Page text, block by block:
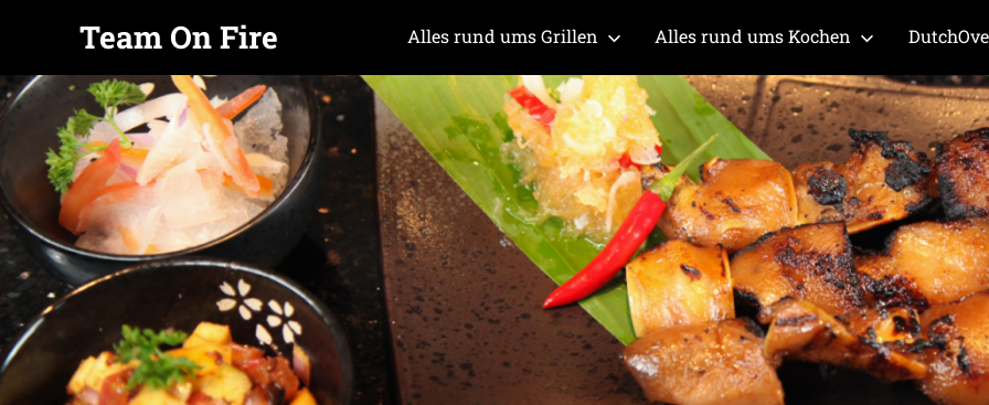
Zum
Inhalt
springen
Team On Fire
COOKING
SINCE
2015
Alles rund ums Grillen Alles rund ums Kochen